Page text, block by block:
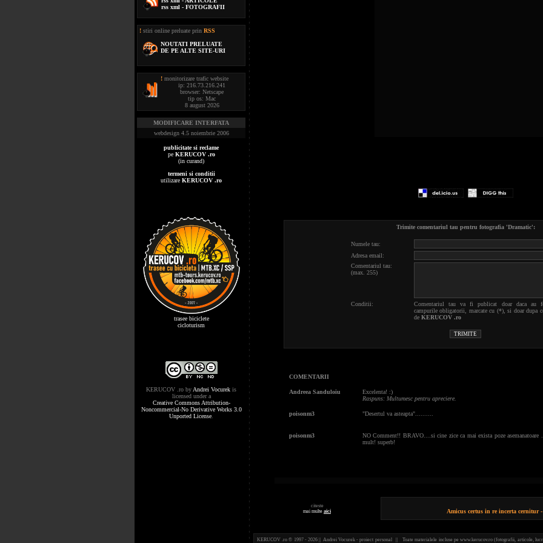
rss xml - FOTOGRAFII
! stiri online preluate prin RSS
NOUTATI PRELUATE
DE PE ALTE SITE-URI
! monitorizare trafic website
ip: 216.73.216.241
browser: Netscape
tip os: Mac
8 august 2026
MODIFICARE INTERFATA
webdesign 4.5 noiembrie 2006
publicitate si reclame
pe KERUCOV .ro
(in curand)
termeni si conditii
utilizare KERUCOV .ro
trasee biciclete
cicloturism
KERUCOV .ro by Andrei Vocurek is
licensed under a
Creative Commons Attribution-
Noncommercial-No Derivative Works 3.0
Unported License
Trimite comentariul tau pentru fotografia 'Dramatic':
Numele tau:
Adresa email:
Comentariul tau:
(max. 255)
Conditii:
Comentariul tau va fi publicat doar daca au
campurile obligatorii, marcate cu (*), si doar dupa
de KERUCOV .ro
COMENTARII
Andreea Sanduloiu
Excelenta! :)
Raspuns: Multumesc pentru apreciere.
poisonm3 "Desertul va asteapta"..........
poisonm3
NO Comment!! BRAVO....si cine zice ca mai exista poze asemanatoare
mult! superb!
citeste
mai multe aici Amicus certus in re incerta cernitur
KERUCOV .ro © 1997 - 2026 || Andrei Vocurek - proiect personal || Toate materialele incluse pe www.kerucov.ro (fotografii, articole,